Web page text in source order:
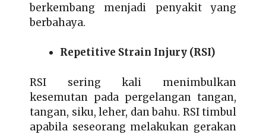
berkembang menjadi penyakit yang
berbahaya.
Repetitive Strain Injury (RSI)
RSI sering kali menimbulkan
kesemutan pada pergelangan tangan,
tangan, siku, leher, dan bahu. RSI timbul
apabila seseorang melakukan gerakan